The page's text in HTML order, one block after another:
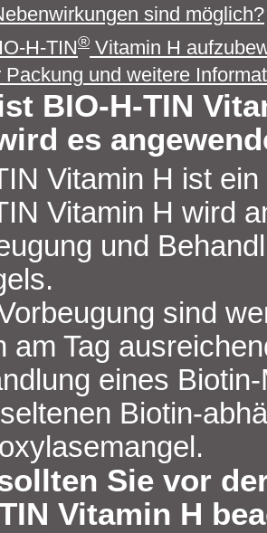
sind möglich?
H-TIN® Vitamin H
Packung und weitere
BIO-H-TIN
es
Vitamin H ist
Vitamin H wird
und
sind
am Tag
eines
Biotin-
Sie vor
Vitamin H